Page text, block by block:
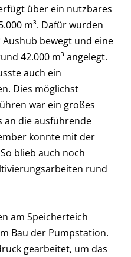
über ein nutzbares
m³. Dafür wurden
Aushub bewegt und eine
42.000 m³ angelegt.
auch ein
Dies möglichst
war ein großes
an die ausführende
konnte mit der
blieb auch noch
rund
am Speicherteich
Bau der Pumpstation.
gearbeitet, um das